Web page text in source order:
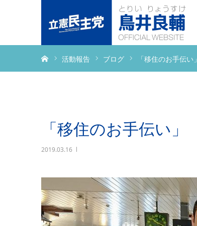
活動報告 ブログ 「移住のお手伝い」
「移住のお手伝い」
2019.03.16